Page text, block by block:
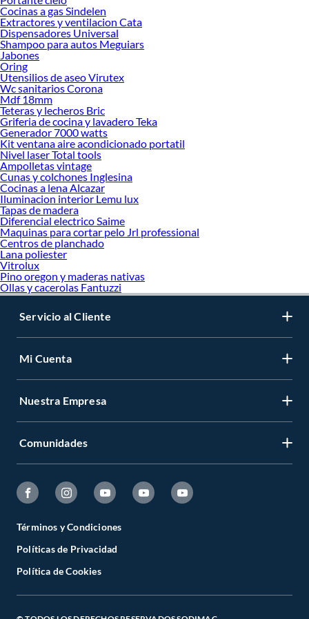
decoración. ¡Visítanos y haz tus ideas realidad!
Cocinas a gas Sindelen
Extractores y ventilacion Cata
Dispensadores Universal
Shampoo para autos Meguiars
Jabones
Oring
Utensilios de aseo Virutex
Wc sanitarios Corona
Mdf 18mm
Teteras y lecheros Bric
Griferia de cocina y lavadero Teka
Generador 7000 watts
Kit ventana aire acondicionado portatil
Nivel laser Total tools
Ampolletas vintage
Cunas y colchones Inglesina
Cocinas a lena Alcazar
Iluminacion interior Lemu lux
Tapas de madera
Diferencial electrico Saime
Maquinas para cortar pelo Jrl professional
Centros de planchado
Lana poliester
Vitrolux
Pino oregon y maderas nativas
Ollas y cacerolas Fantuzzi
Servicio al Cliente
Mi Cuenta
Nuestra Empresa
Comunidades
Términos y Condiciones
Políticas de Privacidad
Política de Cookies